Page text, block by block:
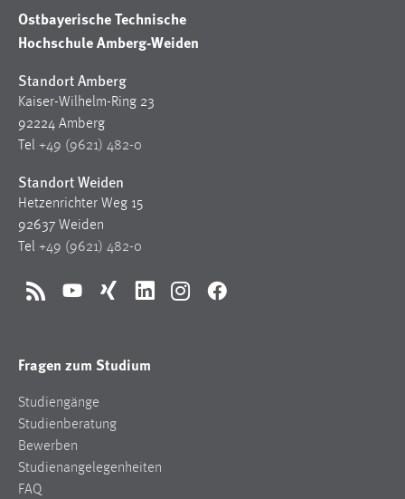
Ostbayerische Technische
Hochschule Amberg-Weiden
Standort Amberg
Kaiser-Wilhelm-Ring 23
92224 Amberg
Tel +49 (9621) 482-0
Standort Weiden
Hetzenrichter Weg 15
92637 Weiden
Tel +49 (9621) 482-0
RSS YouTubeXing LinkedInInstagramFacebook
Fragen zum Studium
Studiengänge
Studienberatung
Bewerben
Studienangelegenheiten
FAQ
Wird benötigt um die Chatfunktion nutzen zu können.
Cookie Laufzeit:
5e9dbeb1811c0446 = Sitzungslaufzeit, mibew_locale = 3
Jahre, MIBEW_UserID = 1 Jahr
Name:
fe_user, be_user, be_lastLoginProvider
Zweck:
einloggen zu können.
STATISTIK
Statistik Cookies erfassen Informationen anonym.
Diese Informationen helfen uns zu verstehen, wie